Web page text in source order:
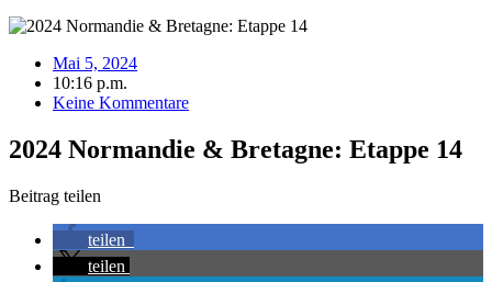
Mai 5, 2024
10:16 p.m.
Keine Kommentare
2024 Normandie & Bretagne: Etappe 14
Beitrag teilen
teilen
teilen